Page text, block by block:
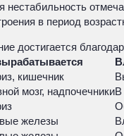
нестабильность
в период
достигается
кишечник
мозг, надпочечникиВ
железы